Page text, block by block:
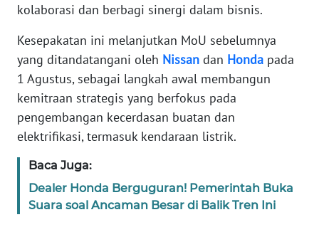
kolaborasi dan berbagi sinergi dalam bisnis.
Kesepakatan ini melanjutkan MoU sebelumnya
yang ditandatangani oleh Nissan dan Honda pada
1 Agustus, sebagai langkah awal membangun
kemitraan strategis yang berfokus pada
pengembangan kecerdasan buatan dan
elektrifikasi, termasuk kendaraan listrik.
Baca Juga:
Dealer Honda Berguguran! Pemerintah Buka
Suara soal Ancaman Besar di Balik Tren Ini
KONTAK
INFO
IKLAN
TENTANG
KAMI
MEDIA
SIBER